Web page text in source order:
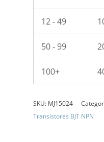
12 - 49
50 - 99
100+
SKU: MJ15024
Transistores BJT NPN